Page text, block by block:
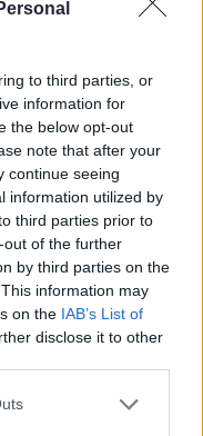
to third parties, or
information for
the below opt-out
note that after your
continue seeing
information utilized by
third parties prior to
of the further
by third parties on the
information may
on the IAB’s List of
disclose it to other
w rozgrywkach
Inżynierów wciąż
– Zgłosiliśmy
To dobra
bo mieszkańcy
meczów